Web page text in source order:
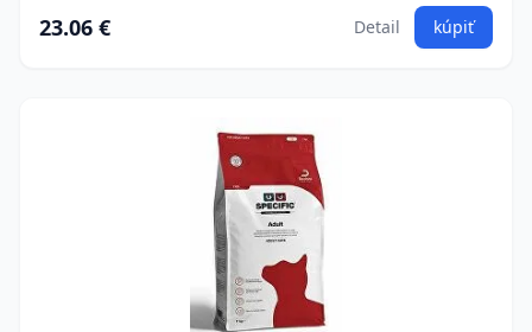
23.06 € Detail kúpiť